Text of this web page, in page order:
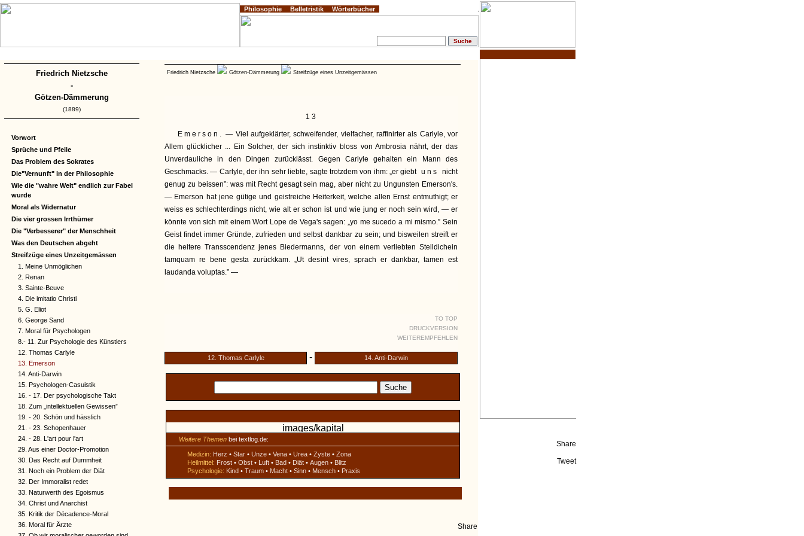
Share
Tweet
Philosophie Belletristik Wörterbücher
Friedrich Nietzsche
-
Götzen-Dämmerung
(1889)
Vorwort
Sprüche und Pfeile
Das Problem des Sokrates
Die"Vernunft" in der Philosophie
Wie die "wahre Welt" endlich zur Fabel
wurde
Moral als Widernatur
Die vier grossen Irrthümer
Die "Verbesserer" der Menschheit
Was den Deutschen abgeht
Streifzüge eines Unzeitgemässen
1. Meine Unmöglichen
2. Renan
3. Sainte-Beuve
4. Die imitatio Christi
5. G. Eliot
6. George Sand
7. Moral für Psychologen
8.- 11. Zur Psychologie des Künstlers
12. Thomas Carlyle
13. Emerson
14. Anti-Darwin
15. Psychologen-Casuistik
16. - 17. Der psychologische Takt
18. Zum „intellektuellen Gewissen”
19. - 20. Schön und hässlich
21. - 23. Schopenhauer
24. - 28. L'art pour l'art
29. Aus einer Doctor-Promotion
30. Das Recht auf Dummheit
31. Noch ein Problem der Diät
32. Der Immoralist redet
33. Naturwerth des Egoismus
34. Christ und Anarchist
35. Kritik der Décadence-Moral
36. Moral für Ärzte
Friedrich Nietzsche Götzen-Dämmerung Streifzüge eines Unzeitgemässen
13
Emerson. — Viel aufgeklärter, schweifender, vielfacher, raffinirter als Carlyle, vor
Allem glücklicher ... Ein Solcher, der sich instinktiv bloss von Ambrosia nährt, der das
Unverdauliche in den Dingen zurücklässt. Gegen Carlyle gehalten ein Mann des
Geschmacks. — Carlyle, der ihn sehr liebte, sagte trotzdem von ihm: „er giebt unsnicht
genug zu beissen”: was mit Recht gesagt sein mag, aber nicht zu Ungunsten Emerson's.
— Emerson hat jene gütige und geistreiche Heiterkeit, welche allen Ernst entmuthigt; er
weiss es schlechterdings nicht, wie alt er schon ist und wie jung er noch sein wird, — er
könnte von sich mit einem Wort Lope de Vega's sagen: „yo me sucedo a mi mismo.” Sein
Geist findet immer Gründe, zufrieden und selbst dankbar zu sein; und bisweilen streift er
die heitere Transscendenz jenes Biedermanns, der von einem verliebten Stelldichein
tamquam re bene gesta zurückkam. „Ut desint vires, sprach er dankbar, tamen est
laudanda voluptas.” —
TO TOP
DRUCKVERSION
WEITEREMPFEHLEN
12. Thomas Carlyle - 14. Anti-Darwin
Weitere Themen bei textlog.de:
Medizin: Herz • Star • Unze • Vena • Urea • Zyste • Zona
Heilmittel: Frost • Obst • Luft • Bad • Diät • Augen • Blitz
Psychologie: Kind • Traum • Macht • Sinn • Mensch • Praxis
Share